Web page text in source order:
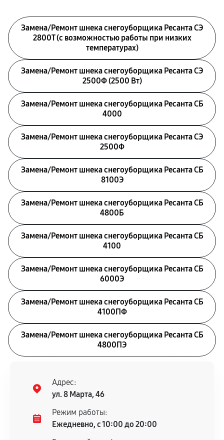
Замена/Pемонт шнека снегоуборщика Ресанта СЭ
2800Т (с возможностью работы при низких
температурах)
Замена/Pемонт шнека снегоуборщика Ресанта СЭ
2500Ф (2500 Вт)
Замена/Pемонт шнека снегоуборщика Ресанта СБ
4000
Замена/Pемонт шнека снегоуборщика Ресанта СЭ
2500Ф
Замена/Pемонт шнека снегоуборщика Ресанта СБ
8100Э
Замена/Pемонт шнека снегоуборщика Ресанта СБ
4800Б
Замена/Pемонт шнека снегоуборщика Ресанта СБ
4100
Замена/Pемонт шнека снегоуборщика Ресанта СБ
6000Э
Замена/Pемонт шнека снегоуборщика Ресанта СБ
4100ПФ
Замена/Pемонт шнека снегоуборщика Ресанта СБ
4800ПЭ
Адрес:
ул. 8 Марта, 46
Режим работы:
Ежедневно, с 10:00 до 20:00